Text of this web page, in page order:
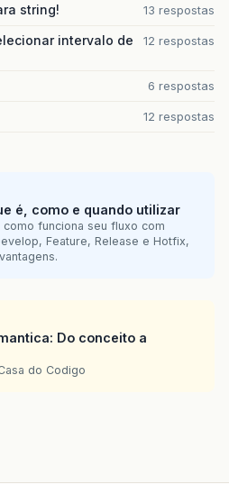
string! 13 respostas
intervalo de
12 respostas
6 respostas
12 respostas
é, como e quando utilizar
como funciona seu fluxo com
Feature, Release e Hotfix,
Do conceito a
do Codigo